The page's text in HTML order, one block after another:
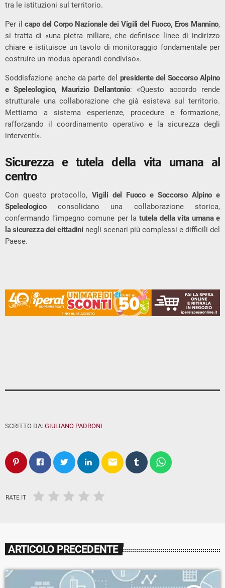
tra le istituzioni sul territorio.
Per ilcapo del Corpo Nazionale dei Vigili del Fuoco, Eros Mannino,
si tratta di «una pietra miliare, che definisce linee di indirizzo
chiare e istituisce un tavolo di monitoraggio fondamentale per
costruire un modus operandi condiviso».
Soddisfazione anche da parte del presidente del Soccorso Alpino
e Speleologico, Maurizio Dellantonio: «Questo accordo rende
strutturale una collaborazione che già esisteva sul territorio.
Mettiamo a sistema esperienze, procedure e formazione,
rafforzando il coordinamento operativo e la sicurezza degli
interventi».
Sicurezza e tutela della vita umana al
centro
Con questo protocollo, Vigili del Fuoco e Soccorso Alpino e
Speleologicoconsolidano una collaborazione storica,
confermando l’impegno comune per la tutela della vita umana e
la sicurezza dei cittadini negli scenari più complessi e difficili del
Paese.
SCRITTO DA: GIULIANO PADRONI
email
RATE IT
ARTICOLO PRECEDENTE